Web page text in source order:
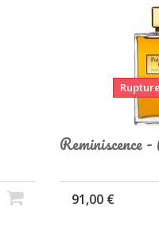
Reminiscence
91,00 €